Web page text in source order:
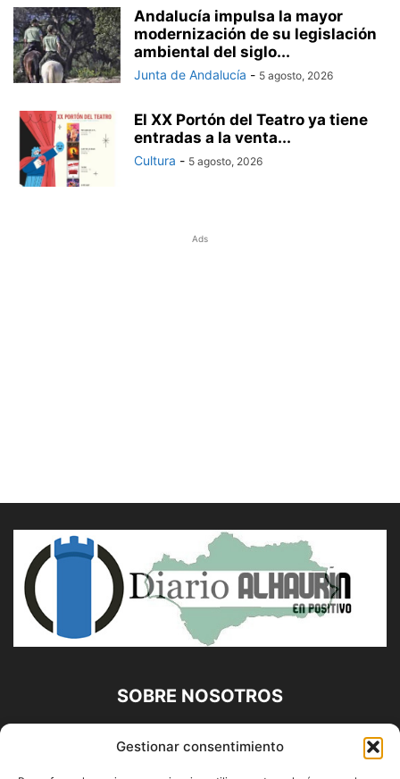
Gestionar consentimiento
Andalucía impulsa la mayor
modernización de su legislación
ambiental del siglo...
Junta de Andalucía - 5 agosto, 2026
El XX Portón del Teatro ya tiene
entradas a la venta...
Cultura - 5 agosto, 2026
Ads
SOBRE NOSOTROS
Diario Alhaurín (www.alhaurindelatorre.com) Propiedad de
Francisco E. López López | 639 95 71 95 | Noticias de
Alhaurín de la Torre, Málaga y Provincia|